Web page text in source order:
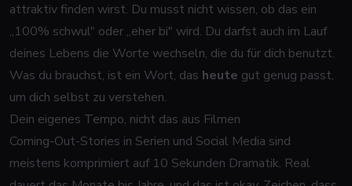
attraktiv finden wirst. Du musst nicht wissen, ob das ein
„100% schwul" oder „eher bi" wird. Du darfst auch im Lauf
deines Lebens die Worte wechseln, die du für dich benutzt.
Was du brauchst, ist ein Wort, das heute gut genug passt,
um dich selbst zu verstehen.
Dein eigenes Tempo, nicht das aus Filmen
Coming-Out-Stories in Serien und Social Media sind
meistens komprimiert auf 10 Sekunden Dramatik. Real